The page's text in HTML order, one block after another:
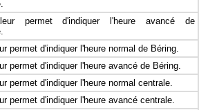
permet d'indiquer l'heure avancé de
permet d'indiquer l'heure normal de Béring.
permet d'indiquer l'heure avancé de Béring.
permet d'indiquer l'heure normal centrale.
permet d'indiquer l'heure avancé centrale.